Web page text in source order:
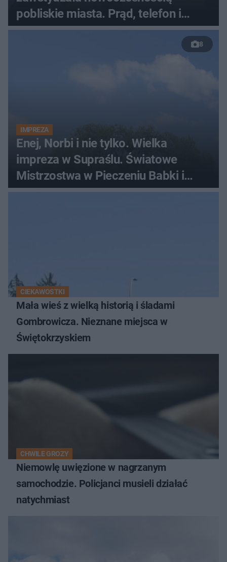
pobliskie miasta. Prąd, telefon i
luksusowa auta
8
IMPREZA
Enej, Norbi i nie tylko. Wielka
impreza w Supraślu. Światowe
Mistrzostwa w Pieczeniu Babki i
Kiszki Ziemniaczanej
CIEKAWOSTKI
Mała wieś z wielką historią i śladami
Gombrowicza. Nieznane miejsca w
Świętokrzyskiem
CHWILE GROZY
Niemowlę uwięzione w nagrzanym
samochodzie. Policjanci musieli działać
natychmiast